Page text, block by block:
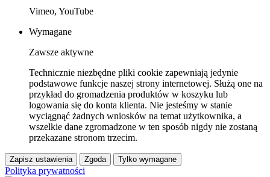
Vimeo, YouTube
Wymagane
Zawsze aktywne
Technicznie niezbędne pliki cookie zapewniają jedynie
podstawowe funkcje naszej strony internetowej. Służą one na
przykład do gromadzenia produktów w koszyku lub
logowania się do konta klienta. Nie jesteśmy w stanie
wyciągnąć żadnych wniosków na temat użytkownika, a
wszelkie dane zgromadzone w ten sposób nigdy nie zostaną
przekazane stronom trzecim.
Zapisz ustawienia Zgoda Tylko wymagane
Polityka prywatności